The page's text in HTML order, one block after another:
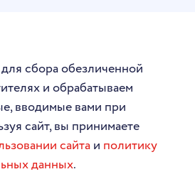
для сбора обезличенной
и обрабатываем
вводимые вами при
сайт, вы принимаете
сайтаи политику
данных.